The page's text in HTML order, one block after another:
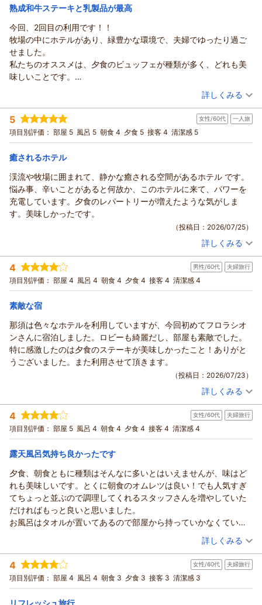
末永くご愛顧賜りますよう、お願い申し上げます。
で、お風呂に入るたびに新しいタオルが使えてよかったです。た
だ、、タオルのふんわり感がなく、ペチャンコのタオルなのは残
念でした。
食事は夕飯はメニューが少ないのと、那須ならではのおかずがあ
まり無く、特徴がなく残念でした。地場産の食材をもっと使って
いるものを食べたかったです。
ンではあるものの、、笑顔もなく美味しさも半減してしまう接客
でした。
全体的に従業員の方の笑顔や挨拶ががほとんどありませんでし
た。
でしょうか、、笑顔でおはようございます！という言葉かけがあ
ったのが1番よかったです。
宿泊価格帯： 16,001～17,000円(大人一人あたり/税込)
ホテル・フロラシオン那須からの返信
先般はホテル・フロラシオン那須にご宿泊いただき誠にありが
とうございます。
また貴重なご意見をお寄せいただきましたこと、重ねて御礼申
し上げます。
過日は私共スタッフの対応が至らず、大変ご不快なお思いをな
されましたこと、
衷心よりお詫び申し上げます。
私共は常々、お客様に快適なご滞在をご提供できるよう努めて
おりますが、
スタッフのお客様をおもてなしする心遣いが著しく欠如してい
深く反省致しております。
また、ご夕食の料理につきましても「特徴がなく残念でした」
とのお言葉を頂戴する事となり
真摯に受け止めております。
ご指摘賜りました諸点につきまして、重要な課題として取り組
すよう、お願い申し上げます。
その他お気づきの点がございましたら、何なりとお申し付けく
ださい。
引き続きのご厚誼賜りますよう、お願い申し上げます。
熟成和牛ステーキと乳製品が最高
今回、2回目の利用です！！
牧場の中にホテルがあり、緑豊かな環境で、夫婦でゆったり過ご
せました。
私たちのオススメは、夕食のビュッフェが種類が多く、どれも美
味しいことです。
敷地内に、チーズなど乳製品のお店があり、今回は時間が合わず
今回は、ナイトサファリ入場券付きの宿泊でしたが、夕食の時間
も余裕があり、ナイトサファリへの移動もスムーズにいきまし
た。
（投稿日：2026/07/26）
宿泊時期： 2026年07月宿泊 (夫婦旅行)
投稿者： ミッキーさん
宿泊プラン： 【真夏セットプラン】≪ナイトサファリ入園券付≫熟成赤身黒
毛和牛グリルとサイドメニュービュッフェ
ツイン 朝・夕
宿泊価格帯： 30,001円以上(大人一人あたり/税込)
ホテル・フロラシオン那須からの返信
この度はホテル・フロラシオン那須に2度目のご利用を賜り厚く
御礼申し上げます。
またご感想をお寄せいただき重ねて御礼申し上げます。
ホテル・フロラシオン那須は広大な牧場の敷地の奥に位置して
渓流の散策路とともに、豊かな自然の環境をおたのしみいただ
けます。
過日はご夕食にご満足いただいき「熟成和牛ステーキと乳製品
が最高」との
お言葉を頂戴し、私共も大変喜ばしく存じます。
努めて参ります。
またのご来館を心よりお待ち申し上げております。
（返信日：2026/08/02）
詳しくみる
5 女性/60代 一人旅
項目別評価： 部屋 5 風呂 5 朝食 4 夕食 5 接客 4 清潔感 5
癒されるホテル
渓流や牧場に囲まれて、静かな癒される空間があるホテル です。
悩み事、辛いことがあると何故か、このホテルに来て、パワーを
充電しています。夕食のレパートリーが増えたような気がしま
す。美味しかったです。
（投稿日：2026/07/25）
投稿者： じゆんさん(女性/60代)
宿泊プラン： ≪那須グルメ≫【黒毛和牛ステーキのメイン料理ディナー】＝
メイン料理以外は食べ放題＝
ツイン 朝・夕
宿泊価格帯： 19,001～20,000円(大人一人あたり/税込)
平素は格別のご愛顧を賜り、厚く御礼申し上げます。
先般もホテル・フロラシオン那須にご来館いただき心より感謝
申し上げます。
またご感想をお寄せいただき重ねて御礼申し上げます。
ホテル・フロラシオン那須は広大な牧場の敷地の奥に位置して
渓流の散策路とともに、豊かな自然の環境をおたのしみいただ
けます。
毎々パワーを充電されているとの事、大変光栄に存じます。
ご夕食のビュッフェでは新たにお寿司のライブビュッフェが加
わり、ご好評いただいております。
努めて参ります。
末永くご愛顧賜りますよう、お願い申し上げます。
（返信日：2026/08/02）
詳しくみる
4 男性/60代 夫婦旅行
項目別評価： 部屋 4 風呂 4 朝食 4 夕食 4 接客 4 清潔感 4
素敵な宿
那須は色々なホテルを利用していますが、今回初めてフロラシオ
ンさんに宿泊しました。ロビーも綺麗だし、部屋も素敵でした。
特に感激したのは夕食のステーキが美味しかったこと！ありがと
うございました。また利用させて頂きます。
（投稿日：2026/07/23）
投稿者： イトウさん(男性/60代)
宿泊プラン： 【じゃらんスペシャルウィーク】【黒毛和牛ステーキのメイン
料理ディナー】メイン料理以外は食べ放題 4月
ツイン 朝・夕
宿泊価格帯： 14,001～15,000円(大人一人あたり/税込)
この度は初めてホテル・フロラシオン那須にお越しいただき誠
にありがとうございます。
またご感想をお寄せいただき重ねて御礼申し上げます。
過日はご夕食の黒毛和牛ステーキをお気に召していただき、何
よりでございます。
今後もより一層お客様にご満足いただけるよう、スタッフ一同
努めて参ります。
またのご来館を心よりお待ち申し上げております。
（返信日：2026/07/26）
詳しくみる
4 女性/60代 夫婦旅行
項目別評価： 部屋 5 風呂 4 朝食 4 夕食 4 接客 4 清潔感 4
露天風呂気持ち良かったです
夕食、朝食ともに種類はそんなに多いとはいえませんが、味はど
れも美味しいです。とくに朝食のオムレツは良い！でも人気すぎ
てちょっと並ぶので調理してくれるスタッフさんを増やしていた
だければもっと良いと思いました。
お風呂はタオルが置いてあるので部屋から持っていかなくていい
（投稿日：2026/07/18）
宿泊時期： 2026年07月宿泊 (夫婦旅行)
投稿者： もののけさん
宿泊プラン： 【LIVE＆BUFFET】シェフ特製パスタと初夏の和洋ビュッフェ
ツイン 朝・夕
宿泊価格帯： 12,001～13,000円(大人一人あたり/税込)
詳しくみる
4 女性/60代 夫婦旅行
項目別評価： 部屋 4 風呂 4 朝食 3 夕食 3 接客 3 清潔感 3
リフレッシュ旅行